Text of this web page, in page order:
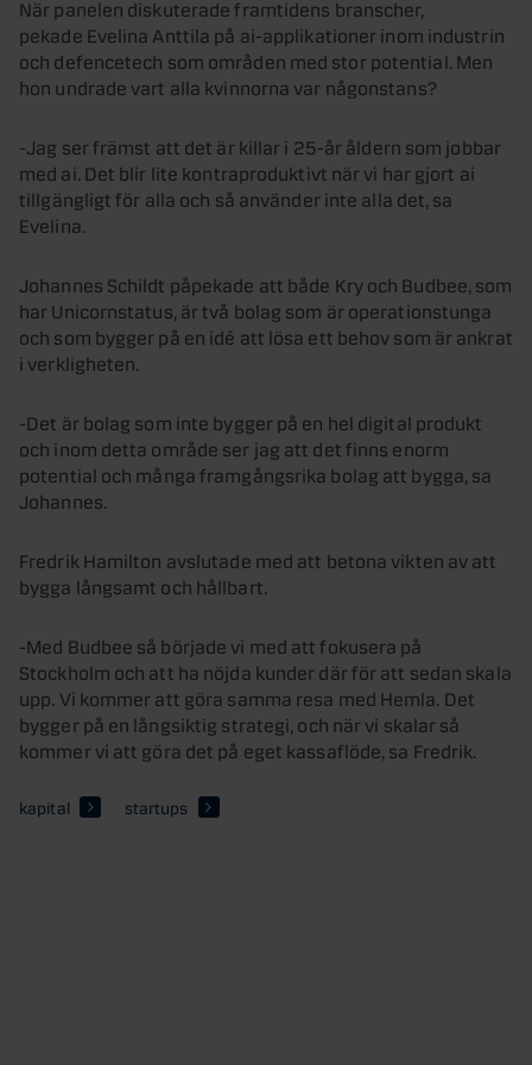
När panelen diskuterade framtidens branscher,
pekade Evelina Anttila på ai-applikationer inom industrin
och defencetech som områden med stor potential. Men
hon undrade vart alla kvinnorna var någonstans?
-Jag ser främst att det är killar i 25-år åldern som jobbar
med ai. Det blir lite kontraproduktivt när vi har gjort ai
tillgängligt för alla och så använder inte alla det, sa
Evelina.
Johannes Schildt påpekade att både Kry och Budbee, som
har Unicornstatus, är två bolag som är operationstunga
och som bygger på en idé att lösa ett behov som är ankrat
i verkligheten.
-Det är bolag som inte bygger på en hel digital produkt
och inom detta område ser jag att det finns enorm
potential och många framgångsrika bolag att bygga, sa
Johannes.
Fredrik Hamilton avslutade med att betona vikten av att
bygga långsamt och hållbart.
-Med Budbee så började vi med att fokusera på
Stockholm och att ha nöjda kunder där för att sedan skala
upp. Vi kommer att göra samma resa med Hemla. Det
bygger på en långsiktig strategi, och när vi skalar så
kommer vi att göra det på eget kassaflöde, sa Fredrik.
kapital startups